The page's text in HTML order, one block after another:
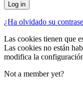
¿Ha olvidado su
Las cookies tienen que
Las cookies no están
modifica la
Not a member yet?